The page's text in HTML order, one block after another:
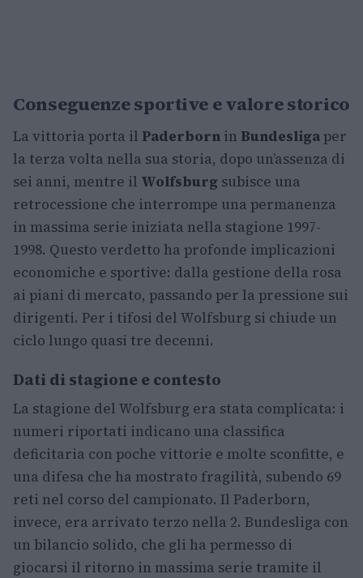
Conseguenze sportive e valore storico
La vittoria porta il Paderborn in Bundesligaper
la terza volta nella sua storia, dopo un’assenza di
sei anni, mentre il Wolfsburg subisce una
retrocessione che interrompe una permanenza
in massima serie iniziata nella stagione 1997-
1998. Questo verdetto ha profonde implicazioni
economiche e sportive: dalla gestione della rosa
ai piani di mercato, passando per la pressione sui
dirigenti. Per i tifosi del Wolfsburg si chiude un
ciclo lungo quasi tre decenni.
Dati di stagione e contesto
La stagione del Wolfsburg era stata complicata: i
numeri riportati indicano una classifica
deficitaria con poche vittorie e molte sconfitte, e
una difesa che ha mostrato fragilità, subendo 69
reti nel corso del campionato. Il Paderborn,
invece, era arrivato terzo nella 2. Bundesliga con
un bilancio solido, che gli ha permesso di
giocarsi il ritorno in massima serie tramite il